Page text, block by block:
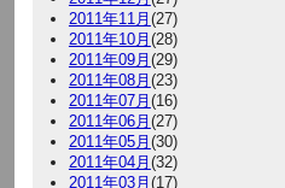
2011年11月 (27)
2011年10月 (28)
2011年09月 (29)
2011年08月 (23)
2011年07月 (16)
2011年06月 (27)
2011年05月 (30)
2011年04月 (32)
2011年03月 (17)